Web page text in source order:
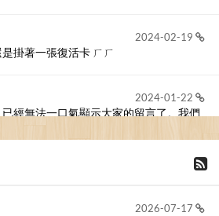
2024-02-19
掛著一張復活卡 ㄏㄏ
2024-01-22
經無法一口氣顯示大家的留言了。我們
2026-07-17